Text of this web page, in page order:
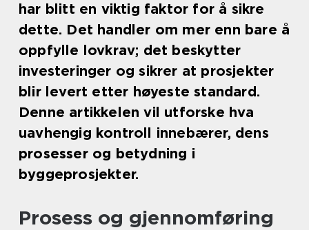
har blitt en viktig faktor for å sikre
dette. Det handler om mer enn bare å
oppfylle lovkrav; det beskytter
investeringer og sikrer at prosjekter
blir levert etter høyeste standard.
Denne artikkelen vil utforske hva
uavhengig kontroll innebærer, dens
prosesser og betydning i
byggeprosjekter.
Prosess og gjennomføring